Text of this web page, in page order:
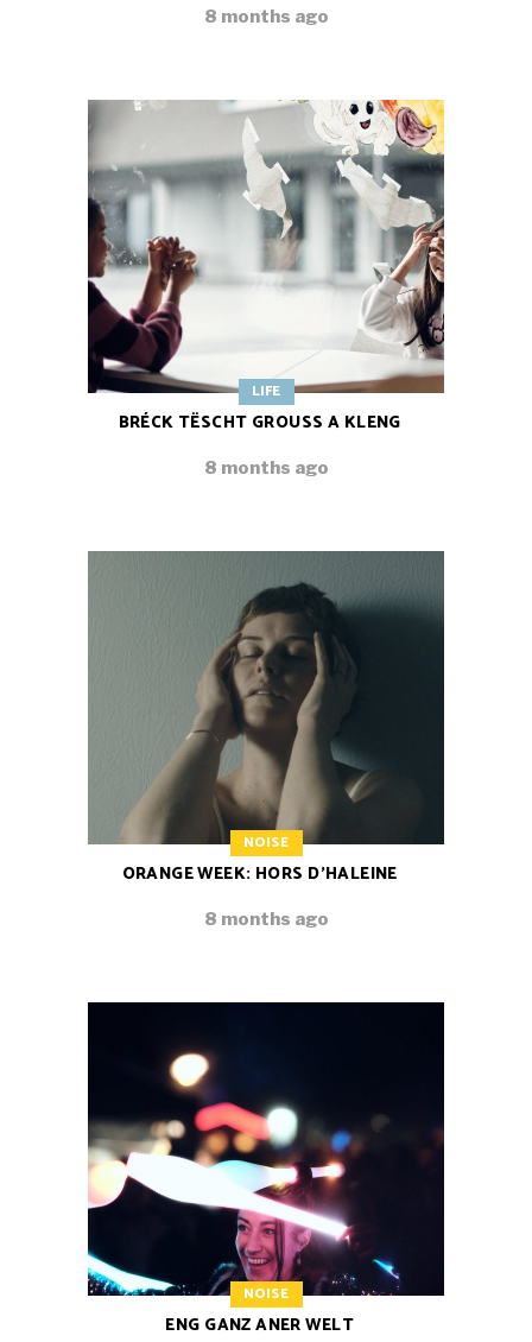
8 months ago
LIFE
BRÉCK TËSCHT GROUSS A KLENG
8 months ago
NOISE
ORANGE WEEK: HORS D’HALEINE
8 months ago
NOISE
ENG GANZ ANER WELT